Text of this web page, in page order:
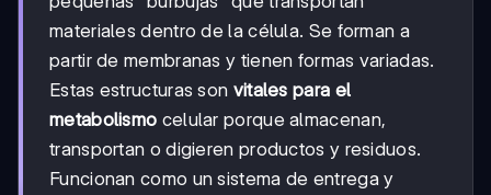
materiales dentro de la célula. Se forman a
partir de membranas y tienen formas variadas.
Estas estructuras son vitales para el
metabolismo celular porque almacenan,
transportan o digieren productos y residuos.
Funcionan como un sistema de entrega y